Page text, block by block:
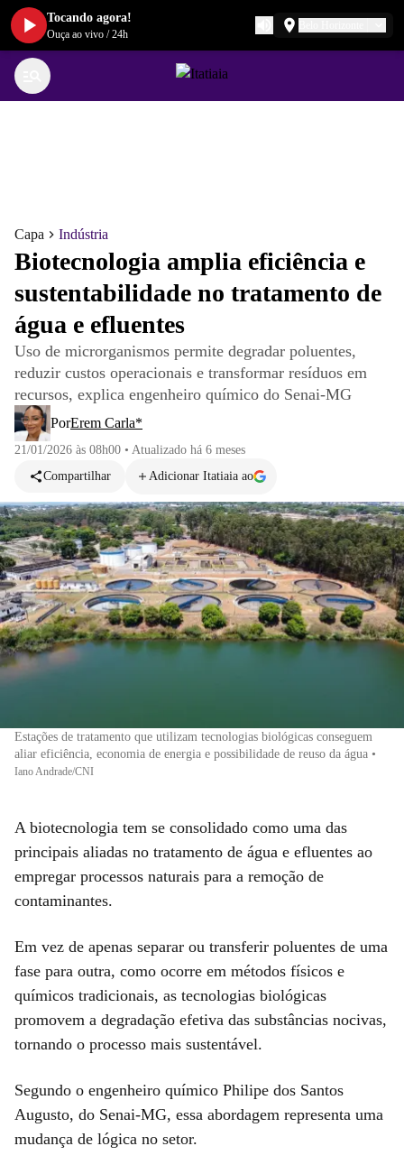
Capa Indústria
Biotecnologia amplia eficiência e
sustentabilidade no tratamento de
água e efluentes
Uso de microrganismos permite degradar poluentes,
reduzir custos operacionais e transformar resíduos em
recursos, explica engenheiro químico do Senai-MG
PorErem Carla*
21/01/2026 às 08h00 • Atualizado há 6 meses
Compartilhar
Adicionar Itatiaia ao
Estações de tratamento que utilizam tecnologias biológicas conseguem
aliar eficiência, economia de energia e possibilidade de reuso da água •
Iano Andrade/CNI
A biotecnologia tem se consolidado como uma das
principais aliadas no tratamento de água e efluentes ao
empregar processos naturais para a remoção de
contaminantes.
Em vez de apenas separar ou transferir poluentes de uma
fase para outra, como ocorre em métodos físicos e
químicos tradicionais, as tecnologias biológicas
promovem a degradação efetiva das substâncias nocivas,
tornando o processo mais sustentável.
Segundo o engenheiro químico Philipe dos Santos
Augusto, do Senai-MG, essa abordagem representa uma
mudança de lógica no setor.
Tocando agora!
Ouça ao vivo /24h